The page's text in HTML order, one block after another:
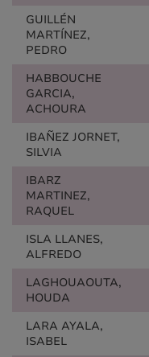
GUILLÉN
MARTÍNEZ,
PEDRO
HABBOUCHE
GARCIA,
ACHOURA
IBAÑEZ JORNET,
SILVIA
IBARZ
MARTINEZ,
RAQUEL
ISLA LLANES,
ALFREDO
LAGHOUAOUTA,
HOUDA
LARA AYALA,
ISABEL